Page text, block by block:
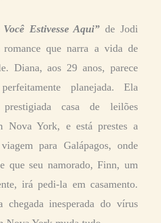
Estivesse Aqui” de Jodi
que narra a vida de
Diana, aos 29 anos, parece
planejada. Ela
casa de leilões
Nova York, e está prestes a
para Galápagos, onde
que seu namorado, Finn, um
irá pedi-la em casamento.
chegada inesperada do vírus